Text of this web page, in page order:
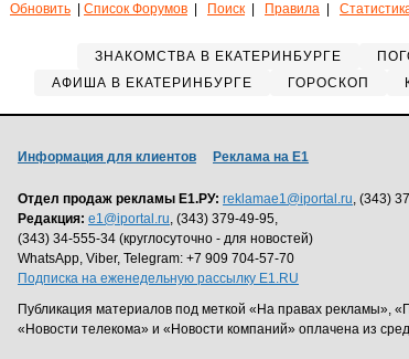
Обновить Список Форумов Поиск Правила
ЗНАКОМСТВА В ЕКАТЕРИНБУРГЕ
АФИША В ЕКАТЕРИНБУРГЕ
ГОРОСКОП
Информация для клиентов Реклама на Е1
Отдел продаж рекламы Е1.РУ: reklamae1@iportal.ru, (343)
Редакция: e1@iportal.ru, (343) 379-49-95,
(343) 34-555-34 (круглосуточно - для новостей)
WhatsApp, Viber, Telegram: +7 909 704-57-70
Подписка на еженедельную рассылку E1.RU
Публикация материалов под меткой «На правах рекламы»,
«Новости телекома» и «Новости компаний» оплачена из